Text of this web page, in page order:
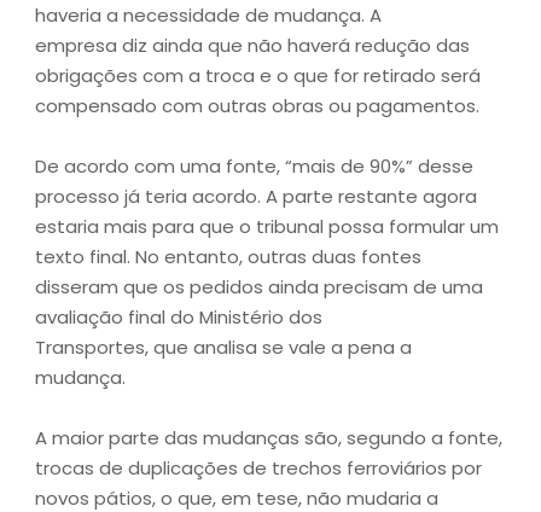
haveria a necessidade de mudança. A
empresa diz ainda que não haverá redução das
obrigações com a troca e o que for retirado será
compensado com outras obras ou pagamentos.
De acordo com uma fonte, “mais de 90%” desse
processo já teria acordo. A parte restante agora
estaria mais para que o tribunal possa formular um
texto final. No entanto, outras duas fontes
disseram que os pedidos ainda precisam de uma
avaliação final do Ministério dos
Transportes, que analisa se vale a pena a
mudança.
A maior parte das mudanças são, segundo a fonte,
trocas de duplicações de trechos ferroviários por
novos pátios, o que, em tese, não mudaria a